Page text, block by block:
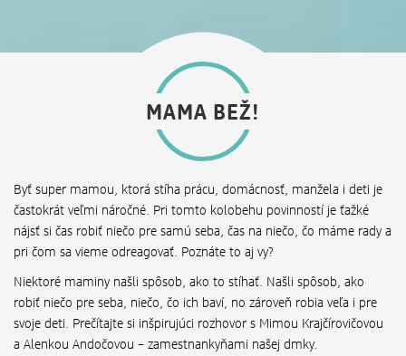
MAMA BEŽ!
Byť super mamou, ktorá stíha prácu, domácnosť, manžela i deti je
častokrát veľmi náročné. Pri tomto kolobehu povinností je ťažké
nájsť si čas robiť niečo pre samú seba, čas na niečo, čo máme rady a
pri čom sa vieme odreagovať. Poznáte to aj vy?
Niektoré maminy našli spôsob, ako to stíhať. Našli spôsob, ako
robiť niečo pre seba, niečo, čo ich baví, no zároveň robia veľa i pre
svoje deti. Prečítajte si inšpirujúci rozhovor s Mimou Krajčírovičovou
a Alenkou Andočovou – zamestnankyňami našej dmky.